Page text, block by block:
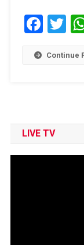
Continue
LIVE TV